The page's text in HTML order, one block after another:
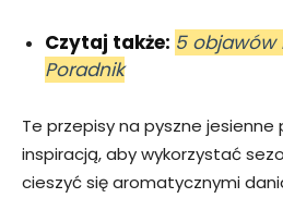
Czytaj także: 5
Poradnik
Te przepisy na pyszne jesienne
inspiracją, aby wykorzystać
cieszyć się aromatycznymi